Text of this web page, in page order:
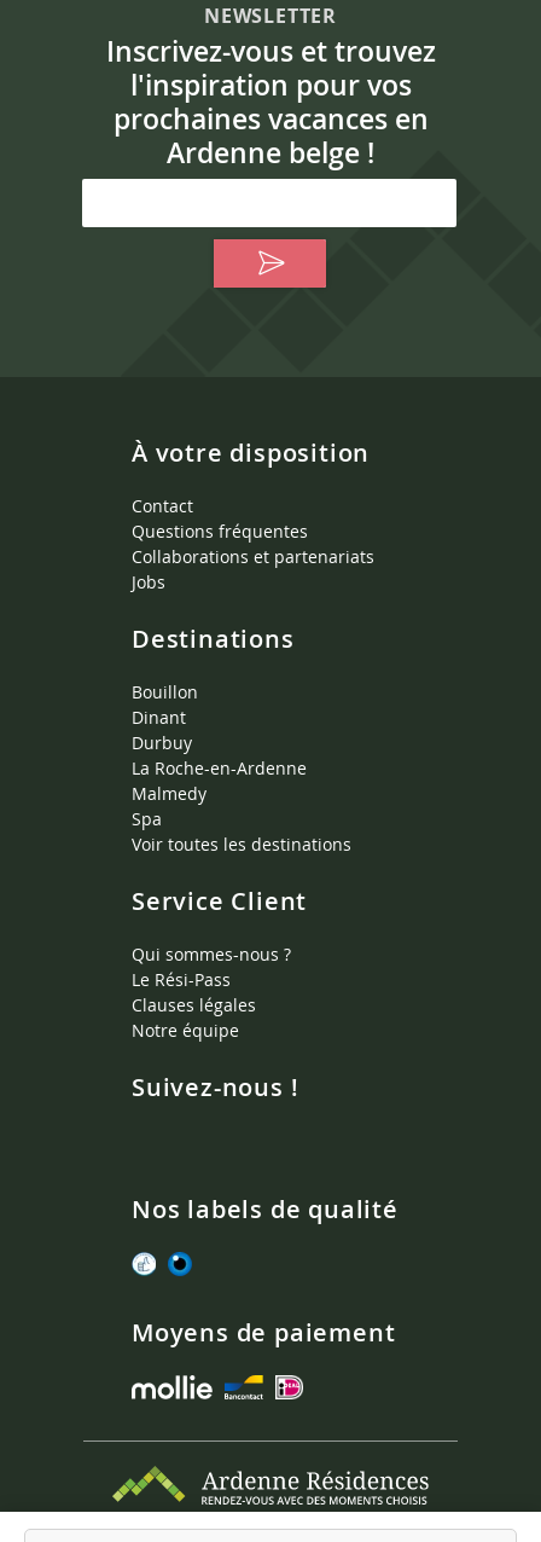
NEWSLETTER
Inscrivez-vous et trouvez
l'inspiration pour vos
prochaines vacances en
Ardenne belge !
À votre disposition
Contact
Questions fréquentes
Collaborations et partenariats
Jobs
Destinations
Bouillon
Dinant
Durbuy
La Roche-en-Ardenne
Malmedy
Spa
Voir toutes les destinations
Service Client
Qui sommes-nous ?
Le Rési-Pass
Clauses légales
Notre équipe
Suivez-nous !
Nos labels de qualité
Moyens de paiement